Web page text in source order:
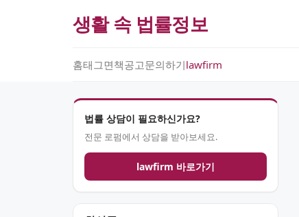
생활 속 법률정보
홈태그면책공고문의하기lawfirm
법률 상담이 필요하신가요?
전문 로펌에서 상담을 받아보세요.
lawfirm 바로가기